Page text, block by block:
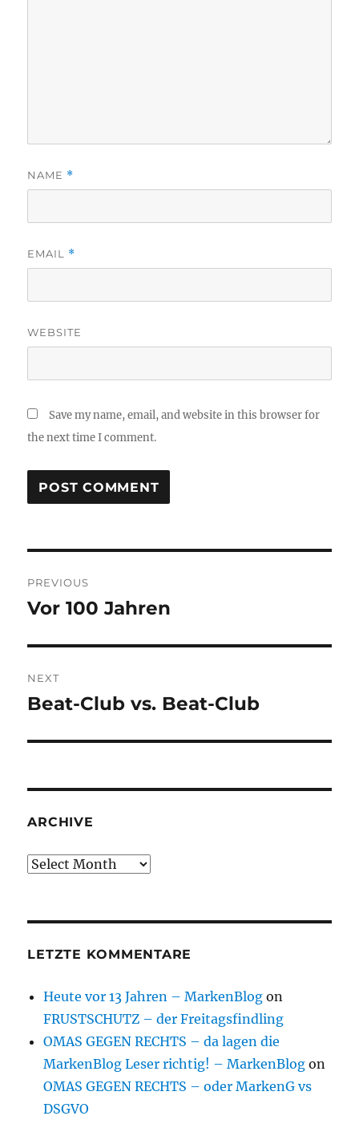
NAME *
EMAIL *
WEBSITE
Save my name, email, and website in this browser for
the next time I comment.
navigation
PREVIOUS
Previous
Vor 100 Jahren
NEXT
Next
Beat-Club vs. Beat-Club
ARCHIVE
Archive
LETZTE KOMMENTARE
Heute vor 13 Jahren – MarkenBlog on
FRUSTSCHUTZ – der Freitagsfindling
OMAS GEGEN RECHTS – da lagen die
MarkenBlog Leser richtig! – MarkenBlog on
OMAS GEGEN RECHTS – oder MarkenG vs
DSGVO